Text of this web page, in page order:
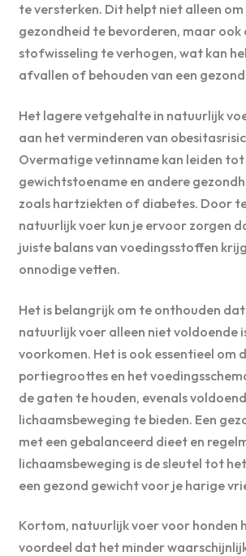
te versterken. Dit helpt niet alleen om
gezondheid te bevorderen, maar ook
stofwisseling te verhogen, wat kan
afvallen of behouden van een
Het lagere vetgehalte in natuurlijk
aan het verminderen van
Overmatige vetinname kan leiden tot
gewichtstoename en andere
zoals hartziekten of diabetes. Door
natuurlijk voer kun je ervoor zorgen
juiste balans van voedingsstoffen
onnodige vetten.
Het is belangrijk om te onthouden
natuurlijk voer alleen niet voldoende
voorkomen. Het is ook essentieel om
portiegroottes en het
de gaten te houden, evenals
lichaamsbeweging te bieden. Een
met een gebalanceerd dieet en
lichaamsbeweging is de sleutel tot
een gezond gewicht voor je harige
Kortom, natuurlijk voer voor honden
voordeel dat het minder